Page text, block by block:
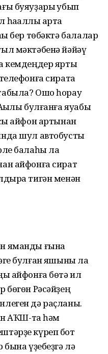
буяуҙары ҡубып
ҡартҡа
бер төбәктә балалар
мәктәбенә йәйәү
кемдеңдер ярты
сиратҡа
Ошо һорау
булғанға яуабы
айфон артынан
шул автобусты
балаһы ла
айфонға сират
тигән менән
яманды ғына
булған яҡшыны ла
айфонға бөтә ил
бөгөн Рәсәйҙең
дә раҫланы.
АҠШ-та һәм
күреп бот
үҙебеҙгә лә